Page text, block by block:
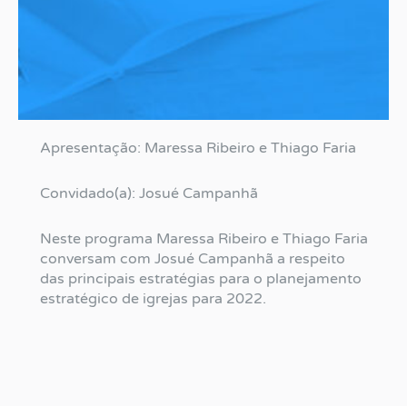
Apresentação: Maressa Ribeiro e Thiago Faria
Convidado(a): Josué Campanhã
Neste programa Maressa Ribeiro e Thiago Faria
conversam com Josué Campanhã a respeito
das principais estratégias para o planejamento
estratégico de igrejas para 2022.